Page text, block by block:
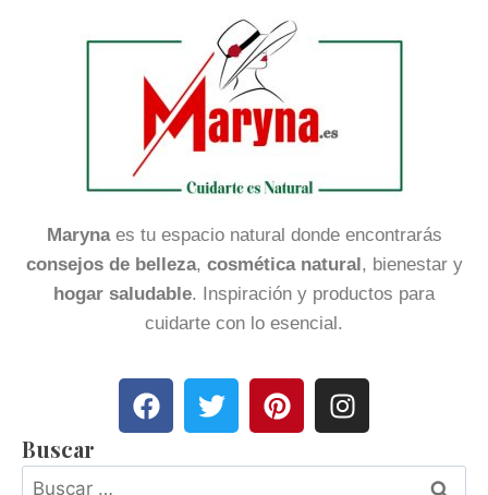
Marynaes tu espacio natural donde encontrarás
consejos de belleza, cosmética natural, bienestar y
hogar saludable. Inspiración y productos para
cuidarte con lo esencial.
Buscar